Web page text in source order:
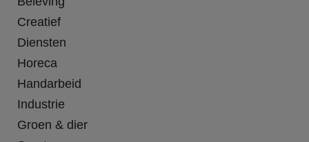
Creatief
Diensten
Horeca
Handarbeid
Industrie
Groen & dier